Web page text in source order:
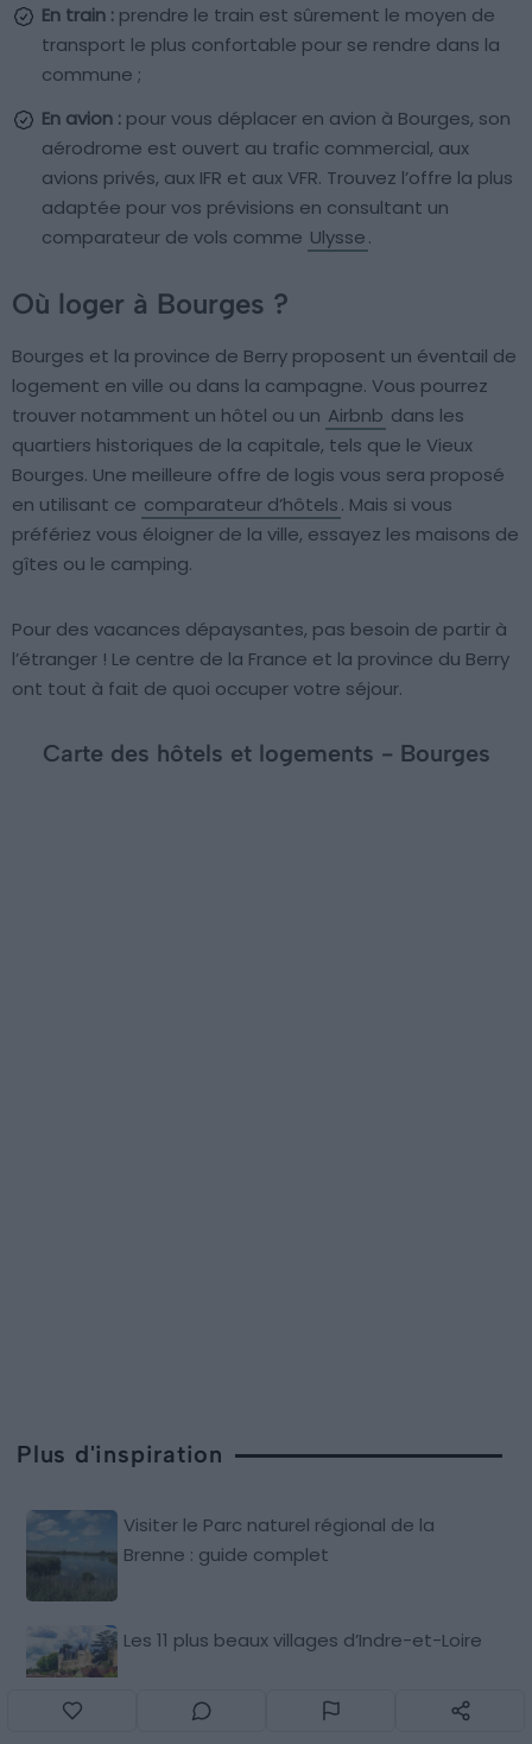
En train : prendre le train est sûrement le moyen de
transport le plus confortable pour se rendre dans la
commune ;
En avion : pour vous déplacer en avion à Bourges, son
aérodrome est ouvert au trafic commercial, aux
avions privés, aux IFR et aux VFR. Trouvez l’offre la plus
adaptée pour vos prévisions en consultant un
comparateur de vols comme Ulysse.
Où loger à Bourges ?
Bourges et la province de Berry proposent un éventail de
logement en ville ou dans la campagne. Vous pourrez
trouver notamment un hôtel ou un Airbnb dans les
quartiers historiques de la capitale, tels que le Vieux
Bourges. Une meilleure offre de logis vous sera proposé
en utilisant ce comparateur d’hôtels. Mais si vous
préfériez vous éloigner de la ville, essayez les maisons de
gîtes ou le camping.
Pour des vacances dépaysantes, pas besoin de partir à
l’étranger ! Le centre de la France et la province du Berry
ont tout à fait de quoi occuper votre séjour.
Carte des hôtels et logements - Bourges
Plus d'inspiration
Visiter le Parc naturel régional de la
Brenne : guide complet
Les 11 plus beaux villages d’Indre-et-Loire